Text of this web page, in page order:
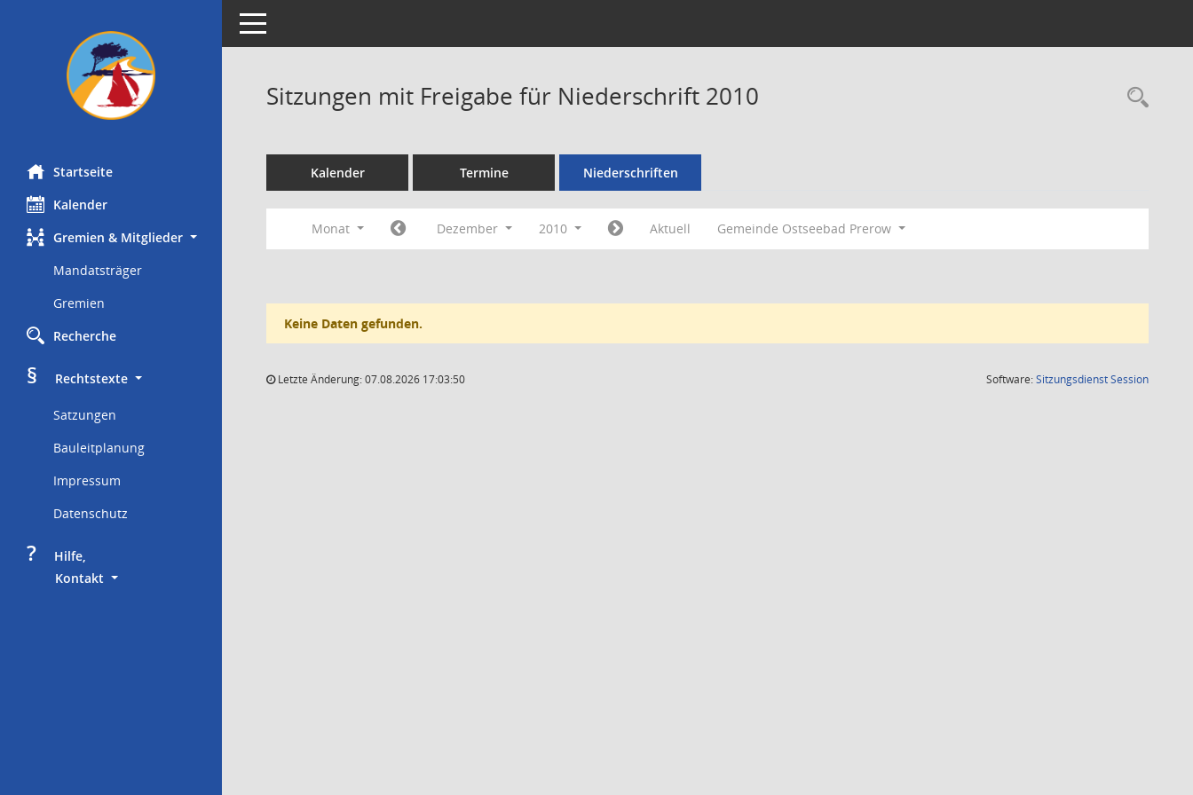
Startseite
Kalender
Gremien & Mitglieder
Mandatsträger
Gremien
Recherche
§
     Rechtstexte
Satzungen
Bauleitplanung
Impressum
Datenschutz
?
     Hilfe,
Kontakt
Toggle navigation
Sitzungen mit Freigabe für Niederschrift 2010
Kalender Termine Niederschriften
Monat Dezember 2010 Aktuell Gemeinde Ostseebad Prerow
Keine Daten gefunden.
Letzte Änderung: 07.08.2026 17:03:50 Software:SitzungsdienstSession(Wird in